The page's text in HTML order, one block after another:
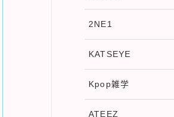
2NE1
KATSEYE
Kpop雑学
ATEEZ